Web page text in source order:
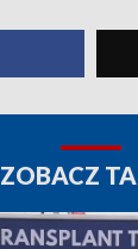
ZOBACZ